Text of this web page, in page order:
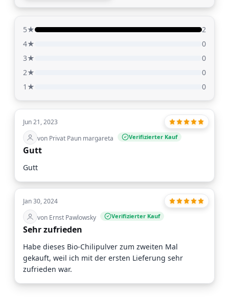
5★
2
4★
0
3★
0
2★
0
1★
0
Jun 21, 2023
von Privat Paun margareta
Verifizierter Kauf
Gutt
Gutt
Jan 30, 2024
von Ernst Pawlowsky
Verifizierter Kauf
Sehr zufrieden
Habe dieses Bio-Chilipulver zum zweiten Mal
gekauft, weil ich mit der ersten Lieferung sehr
zufrieden war.